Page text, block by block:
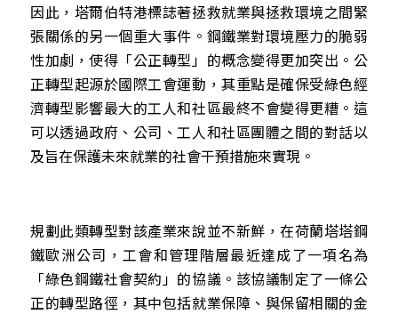
因此，塔爾伯特港標誌著拯救就業與拯救環境之間緊
張關係的另一個重大事件。鋼鐵業對環境壓力的脆弱
性加劇，使得「公正轉型」的概念變得更加突出。公
正轉型起源於國際工會運動，其重點是確保受綠色經
濟轉型影響最大的工人和社區最終不會變得更糟。這
可以透過政府、公司、工人和社區團體之間的對話以
及旨在保護未來就業的社會干預措施來實現。
規劃此類轉型對該產業來說並不新鮮，在荷蘭塔塔鋼
鐵歐洲公司，工會和管理階層最近達成了一項名為
「綠色鋼鐵社會契約」的協議。該協議制定了一條公
正的轉型路徑，其中包括就業保障、與保留相關的金